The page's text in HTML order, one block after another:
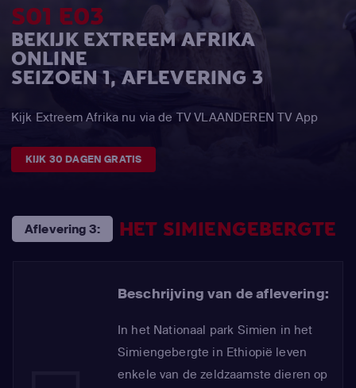
S01 E03
BEKIJK EXTREEM AFRIKA
ONLINE
SEIZOEN 1, AFLEVERING 3
Kijk Extreem Afrika nu via de TV VLAANDEREN TV App
KIJK 30 DAGEN GRATIS
Aflevering 3: HET SIMIENGEBERGTE
Beschrijving van de aflevering:
In het Nationaal park Simien in het
Simiengebergte in Ethiopië leven
enkele van de zeldzaamste dieren op